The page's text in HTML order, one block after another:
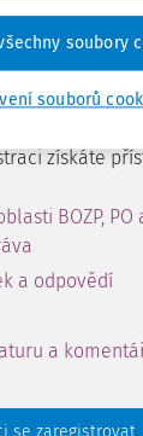
se a
na 14 dní
získáte
BOZP, PO
a odpovědí
a
se zaregistrovat
souborů
soubory